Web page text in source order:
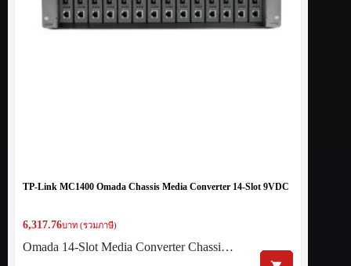
TP-Link MC1400 Omada Chassis Media Converter 14-Slot 9VDC
6,317.76บาท (รวมภาษี)
Omada 14-Slot Media Converter Chassi…